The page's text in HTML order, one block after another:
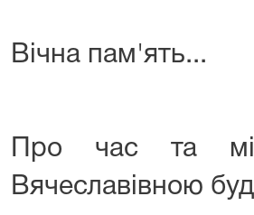
Вічна пам'ять...
Про час та
Вячеславівною